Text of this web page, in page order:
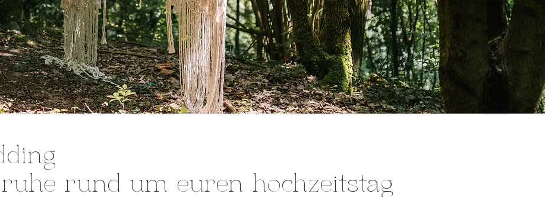
rund um euren hochzeitstag